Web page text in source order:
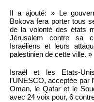
Il a ajouté: » Le
Bokova fera porter tous
de la volonté des états
Jérusalem contre sa
Israéliens et leurs
palestinien de cette ville. »
Israël et les Etats-
l’UNESCO, acceptée par
Oman, le Qatar et le
avec 24 voix pour, 6